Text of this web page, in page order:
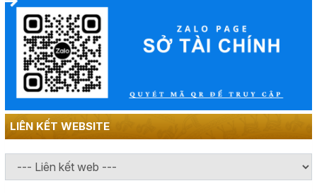
LIÊN KẾT WEBSITE